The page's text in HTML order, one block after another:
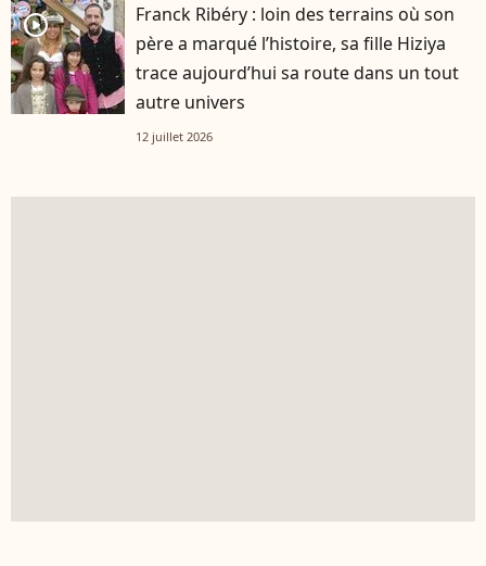
player2
Franck Ribéry : loin des terrains où son
père a marqué l’histoire, sa fille Hiziya
trace aujourd’hui sa route dans un tout
autre univers
12 juillet 2026